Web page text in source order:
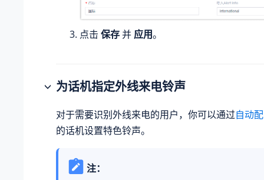
点击 保存并 应用。
为话机指定外线来电铃声
对于需要识别外线来电的用户，你可以通过自动
的话机设置特色铃声。
注：